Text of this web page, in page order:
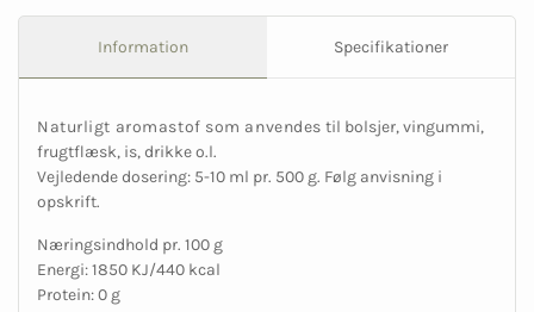
Information Specifikationer
Naturligt aromastof som anvendes til bolsjer, vingummi,
frugtflæsk, is, drikke o.l.
Vejledende dosering: 5-10 ml pr. 500 g. Følg anvisning i
opskrift.
Næringsindhold pr. 100 g
Energi: 1850 KJ/440 kcal
Protein: 0 g